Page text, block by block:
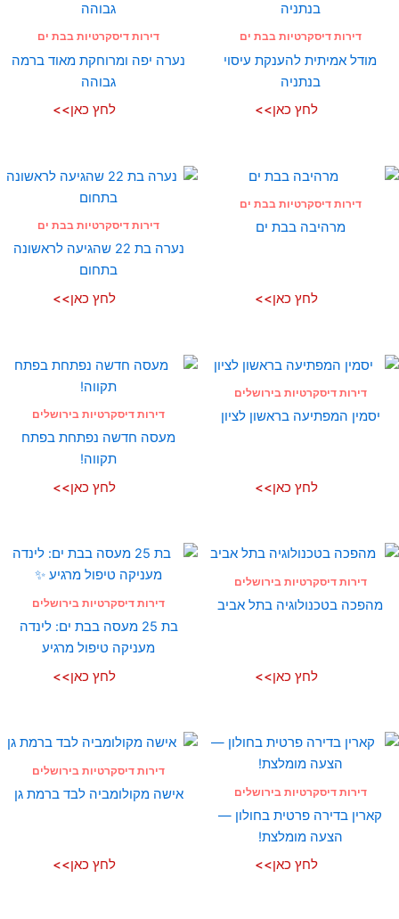
דירות דיסקרטיות בבת ים
מודל אמיתית להענקת עיסוי
בנתניה
לחץ כאן>>
דירות דיסקרטיות בבת ים
נערה יפה ומרוחקת מאוד ברמה
גבוהה
לחץ כאן>>
דירות דיסקרטיות בבת ים
מרהיבה בבת ים
לחץ כאן>>
דירות דיסקרטיות בבת ים
נערה בת 22 שהגיעה לראשונה
בתחום
לחץ כאן>>
דירות דיסקרטיות בירושלים
יסמין המפתיעה בראשון לציון
לחץ כאן>>
דירות דיסקרטיות בירושלים
מעסה חדשה נפתחת בפתח
תקווה!
לחץ כאן>>
דירות דיסקרטיות בירושלים
מהפכה בטכנולוגיה בתל אביב
לחץ כאן>>
דירות דיסקרטיות בירושלים
בת 25 מעסה בבת ים: לינדה
מעניקה טיפול מרגיע
לחץ כאן>>
דירות דיסקרטיות בירושלים
קארין בדירה פרטית בחולון —
הצעה מומלצת!
לחץ כאן>>
דירות דיסקרטיות בירושלים
אישה מקולומביה לבד ברמת גן
לחץ כאן>>